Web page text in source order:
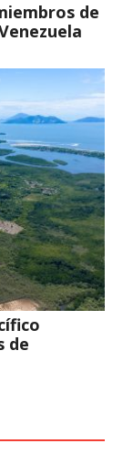
de
de